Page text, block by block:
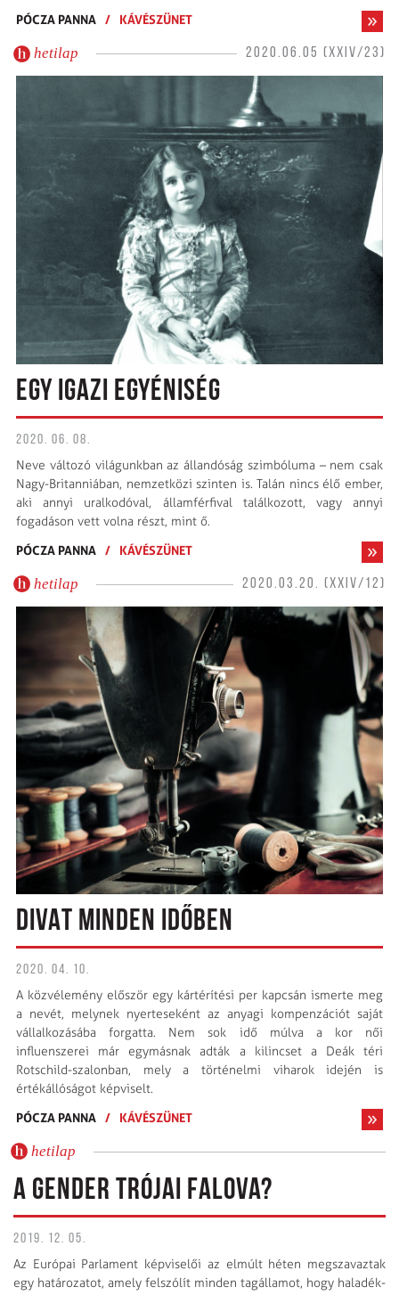
PÓCZA PANNA / KÁVÉSZÜNET
hetilap 2020.06.05 (XXIV/23)
EGY IGAZI EGYÉNISÉG
2020. 06. 08.
Neve változó világunkban az állandóság szimbóluma – nem csak
Nagy-Britanniában, nemzetközi szinten is. Talán nincs élő ember,
aki annyi uralkodóval, államférfival találkozott, vagy annyi
fogadáson vett volna részt, mint ő.
PÓCZA PANNA / KÁVÉSZÜNET
hetilap 2020.03.20. (XXIV/12)
DIVAT MINDEN IDŐBEN
2020. 04. 10.
A közvélemény először egy kártérítési per kapcsán ismerte meg
a nevét, melynek nyerteseként az anyagi kompenzációt saját
vállalkozásába forgatta. Nem sok idő múlva a kor női
influenszerei már egymásnak adták a kilincset a Deák téri
Rotschild-szalonban, mely a történelmi viharok idején is
értékállóságot képviselt.
PÓCZA PANNA / KÁVÉSZÜNET
hetilap
A GENDER TRÓJAI FALOVA?
2019. 12. 05.
Az Európai Parlament képviselői az elmúlt héten megszavaztak
egy határozatot, amely felszólít minden tagállamot, hogy haladék­